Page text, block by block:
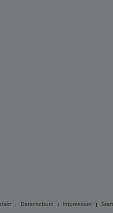
| Datenschutz | Impressum |